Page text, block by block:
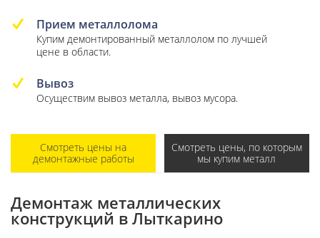
Прием металлолома
Купим демонтированный металлолом по лучшей
цене в области.
Вывоз
Осуществим вывоз металла, вывоз мусора.
Смотреть цены на
демонтажные работы
Смотреть цены, по которым
мы купим металл
Демонтаж металлических
конструкций в Лыткарино